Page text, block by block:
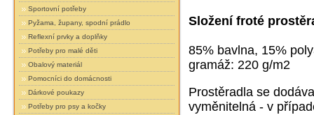
Sportovní potřeby
Pyžama, župany, spodní prádlo
Reflexní prvky a doplňky
Potřeby pro malé děti
Obalový materiál
Pomocníci do domácnosti
Dárkové poukazy
Potřeby pro psy a kočky
Složení froté
85% bavlna, 15%
gramáž: 220 g/m2
Prostěradla se
vyměnitelná - v